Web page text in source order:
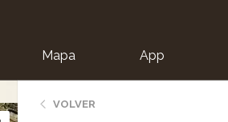
Mapa App
VOLVER